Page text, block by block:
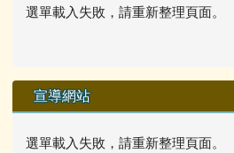
選單載入失敗，請重新整理頁面。
宣導網站
選單載入失敗，請重新整理頁面。